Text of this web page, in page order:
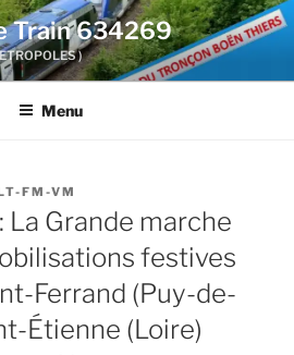
Train 634269
)
Menu
FM-VM
La Grande marche
festives
Ferrand (Puy-de-
Étienne (Loire)